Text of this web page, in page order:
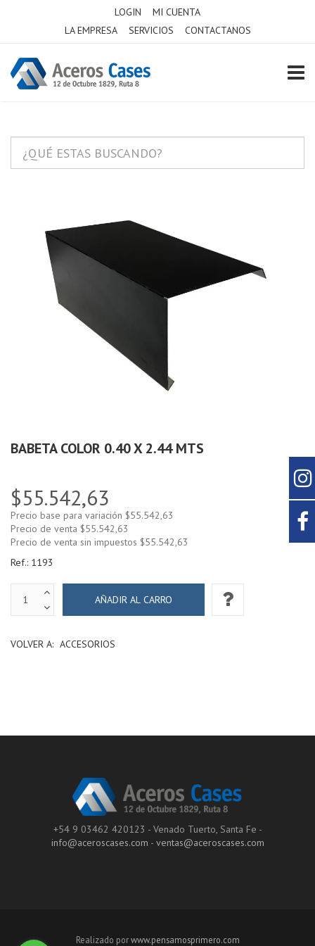
LOGIN
MI CUENTA
LA EMPRESA
SERVICIOS CONTACTANOS
BABETA COLOR 0.40 X 2.44 MTS
$55.542,63
Precio base para variación $55.542,63
Precio de venta $55.542,63
Precio de venta sin impuestos $55.542,63
Ref.: 1193
VOLVER A: ACCESORIOS
+54 9 03462 420123 - Venado Tuerto, Santa Fe -
info@aceroscases.com - ventas@aceroscases.com
Realizado porwww.pensamosprimero.com